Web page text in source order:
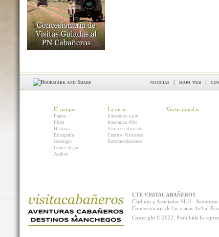
noticias | mapa web |
El parque
Fauna
Flora
Historia
Etnografía
Geología
Como llegar
Audios
La visita
Itinerarios a pie
Itinerarios 4X4
Visita en Bicicleta
Centros Visitantes
Recomendaciones
Visitas guiadas
UTE VISITACABAÑEROS
Cladium y Asociados SLU -
Concesionaria de las visitas 4x4 al
Copyright © 2022. Prohibida la